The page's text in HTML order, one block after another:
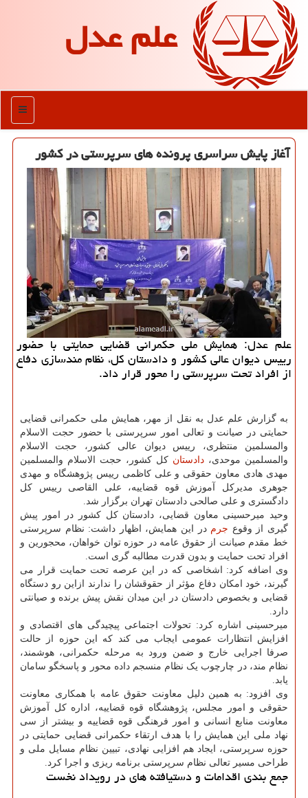
علم عدل
منو
آغاز پایش سراسری پرونده های سرپرستی در کشور
علم عدل: همایش ملی حکمرانی قضایی حمایتی با حضور
رییس دیوان عالی کشور و دادستان کل، نظام مندسازی دفاع
از افراد تحت سرپرستی را محور قرار داد.
به گزارش علم عدل به نقل از مهر، همایش ملی حکمرانی قضایی
حمایتی در صیانت و تعالی امور سرپرستی با حضور حجت الاسلام
والمسلمین منتظری، رییس دیوان عالی کشور، حجت الاسلام
والمسلمین موحدی، دادستان کل کشور، حجت الاسلام والمسلمین
مهدی هادی معاون حقوقی و علی کاظمی رییس پژوهشگاه و مهدی
جوهری مدیرکل آموزش قوه قضاییه، علی القاصی رییس کل
دادگستری و علی صالحی دادستان تهران برگزار شد.
وحید میرحسینی معاون قضایی، دادستان کل کشور در امور پیش
گیری از وقوع جرم در این همایش، اظهار داشت: نظام سرپرستی
خط مقدم صیانت از حقوق عامه در حوزه توان خواهان، محجورین و
افراد تحت حمایت و بدون قدرت مطالبه گری است.
وی اضافه کرد: اشخاصی که در این عرصه تحت حمایت قرار می
گیرند، خود امکان دفاع مؤثر از حقوقشان را ندارند ازاین رو دستگاه
قضایی و بخصوص دادستان در این میدان نقش پیش برنده و صیانتی
دارد.
میرحسینی اشاره کرد: تحولات اجتماعی پیچیدگی های اقتصادی و
افزایش انتظارات عمومی ایجاب می کند که این حوزه از حالت
صرفا اجرایی خارج و ضمن ورود به مرحله حکمرانی، هوشمند،
نظام مند، در چارچوب یک نظام منسجم داده محور و پاسخگو سامان
یابد.
وی افزود: به همین دلیل معاونت حقوق عامه با همکاری معاونت
حقوقی و امور مجلس، پژوهشگاه قوه قضاییه، اداره کل آموزش
معاونت منابع انسانی و امور فرهنگی قوه قضاییه و بیشتر از سی
نهاد ملی این همایش را با هدف ارتقاء حکمرانی قضایی حمایتی در
حوزه سرپرستی، ایجاد هم افزایی نهادی، تبیین نظام مسایل ملی و
طراحی مسیر تعالی نظام سرپرستی برنامه ریزی و اجرا کرد.
جمع بندی اقدامات و دستیافته های در رویداد نخست